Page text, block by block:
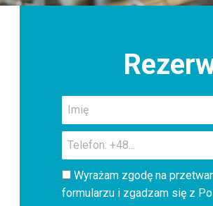
Wyrażam zgodę na
formularzu i zgadzam się z